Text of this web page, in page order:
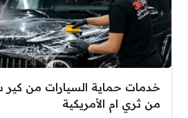
خدمات حماية السيارات من كير
من ثري ام الأمريكية